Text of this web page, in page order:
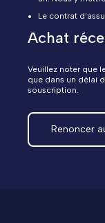
Le contrat
Achat
Veuillez noter que
que dans un délai
souscription.
Renoncer